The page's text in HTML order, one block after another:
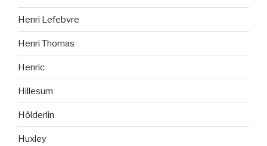
Henri Lefebvre
Henri Thomas
Henric
Hillesum
Hölderlin
Huxley